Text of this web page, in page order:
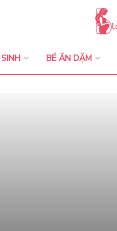
BÉ ĂN DẶM